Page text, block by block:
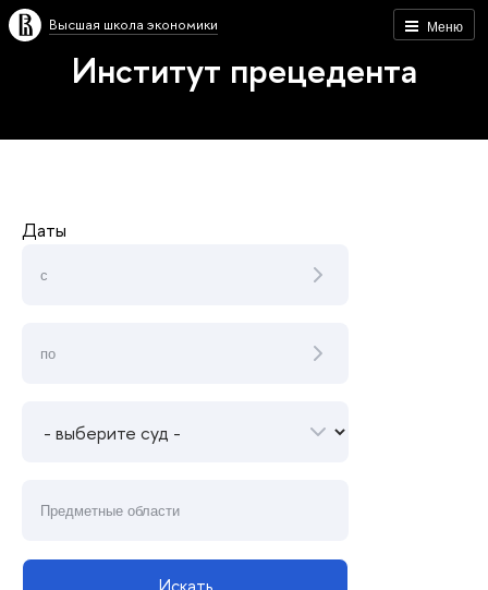
Меню
Высшая школа экономики
Институт прецедента
Даты
Искать